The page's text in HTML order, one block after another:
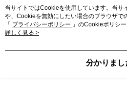
人気タグ
当サイトではCookieを使用しています。当サ
や、Cookieを無効にしたい場合のブラウザで
「 プライバシーポリシー 」のCookieポリシ
が、当サイトを引き続き使用される場合、当
詳しく見る >
分かりまし